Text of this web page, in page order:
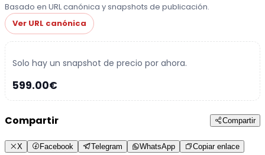
Basado en URL canónica y snapshots de publicación.
Ver URL canónica
Solo hay un snapshot de precio por ahora.
599.00€
Compartir Compartir
X Facebook Telegram WhatsApp Copiar enlace